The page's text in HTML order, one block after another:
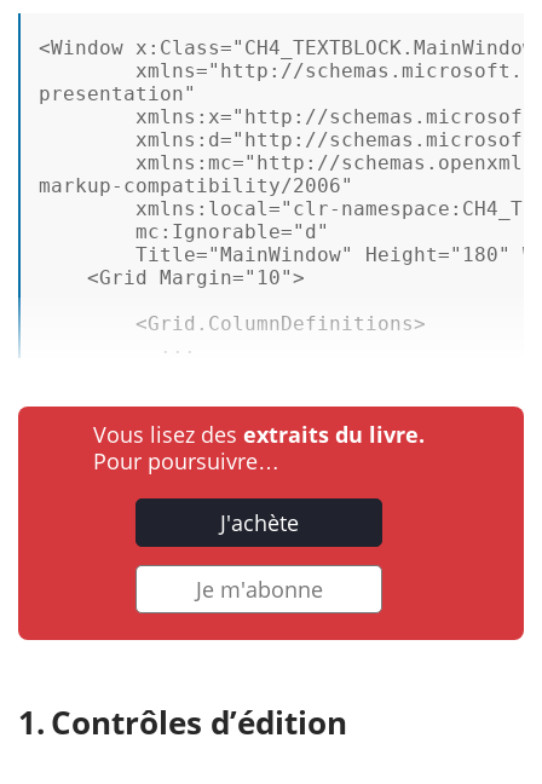
<Window x:Class=
xmlns="http://
presentation"
xmlns:x="http://
xmlns:d="http://
xmlns:mc="http://
markup-compatibility/2006"
xmlns:local="clr-
mc:Ignorable="d"
Title="MainWindow" Height="180"
<Grid Margin="10">
<Grid.ColumnDefinitions>
...
Vous lisez des extraits du livre.
Pour poursuivre…
J'achète
Je m'abonne
Contrôles d’édition